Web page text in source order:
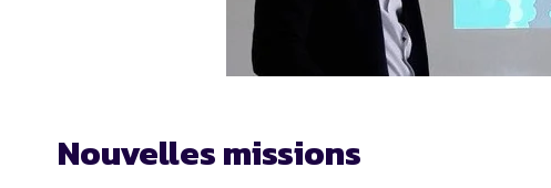
Nouvelles missions